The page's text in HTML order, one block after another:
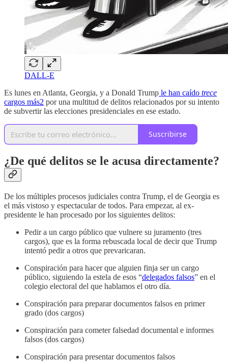
DALL-E
Es lunes en Atlanta, Georgia, y a Donald Trump le han caído trece
cargos más2 por una multitud de delitos relacionados por su intento
de subvertir las elecciones presidenciales en ese estado.
Suscribirse
¿De qué delitos se le acusa directamente?
De los múltiples procesos judiciales contra Trump, el de Georgia es
el más vistoso y espectacular de todos. Para empezar, al ex-
presidente le han procesado por los siguientes delitos:
Pedir a un cargo público que vulnere su juramento (tres
cargos), que es la forma rebuscada local de decir que Trump
intentó pedir a otros que prevaricaran.
Conspiración para hacer que alguien finja ser un cargo
público, siguiendo la estela de esos “delegados falsos” en el
colegio electoral del que hablamos el otro día.
Conspiración para preparar documentos falsos en primer
grado (dos cargos)
Conspiración para cometer falsedad documental e informes
falsos (dos cargos)
Conspiración para presentar documentos falsos